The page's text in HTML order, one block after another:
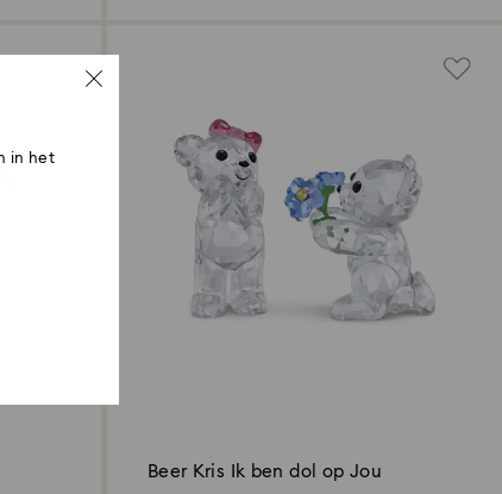
Beer Kris Ik ben dol op Jou
in het